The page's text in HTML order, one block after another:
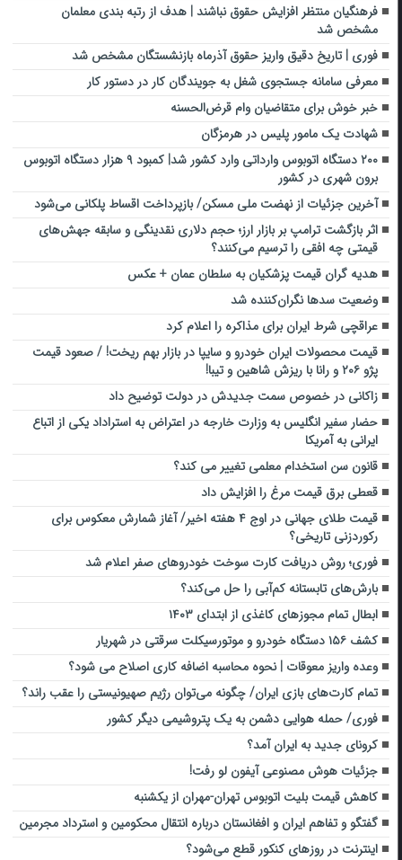
فرهنگیان منتظر افزایش حقوق نباشند | هدف از رتبه بندی معلمان
مشخص شد
فوری | تاریخ دقیق واریز حقوق آذرماه بازنشستگان مشخص شد
معرفی سامانه جستجوی شغل به جویندگان کار در دستور کار
خبر خوش برای متقاضیان وام قرض‌الحسنه
شهادت یک مامور پلیس در هرمزگان
۲۰۰ دستگاه اتوبوس وارداتی وارد کشور شد| کمبود ۹ هزار دستگاه اتوبوس
برون شهری در کشور
آخرین جزئیات از نهضت ملی مسکن/ بازپرداخت اقساط پلکانی می‌شود
اثر بازگشت ترامپ بر بازار ارز؛ حجم دلاری نقدینگی و سابقه جهش‌های
قیمتی چه افقی را ترسیم می‌کنند؟
هدیه گران قیمت پزشکیان به سلطان عمان + عکس
وضعیت سدها نگران‌کننده شد
عراقچی شرط ایران برای مذاکره را اعلام کرد
قیمت محصولات ایران خودرو و سایپا در بازار بهم ریخت! / صعود قیمت
پژو ۲۰۶ و رانا با ریزش شاهین و تیبا!
زاکانی در خصوص سمت جدیدش در دولت توضیح داد
حضار سفیر انگلیس به وزارت خارجه در اعتراض به استراداد یکی از اتباع
ایرانی به آمریکا
قانون سن استخدام معلمی تغییر می کند؟
قعطی برق قیمت مرغ را افزایش داد
قیمت طلای جهانی در اوج ۴ هفته اخیر/ آغاز شمارش معکوس برای
رکوردزنی تاریخی؟
فوری؛ روش دریافت کارت سوخت خودروهای صفر اعلام شد
بارش‌های تابستانه کم‌آبی را حل می‌کند؟
ابطال تمام مجوزهای کاغذی از ابتدای ۱۴۰۳
کشف ۱۵۶ دستگاه خودرو و موتورسیکلت سرقتی در شهریار
وعده واریز معوقات | نحوه محاسبه اضافه کاری اصلاح می شود؟
تمام کارت‌های بازی ایران/ چگونه می‌توان رژیم صهیونیستی را عقب راند؟
فوری/ حمله هوایی دشمن به یک پتروشیمی دیگر کشور
کرونای جدید به ایران آمد؟
جزئیات هوش مصنوعی آیفون لو رفت!
کاهش قیمت بلیت اتوبوس تهران-مهران از یکشنبه
گفتگو و تفاهم ایران و افغانستان درباره انتقال محکومین و استرداد مجرمین
اینترنت در روزهای کنکور قطع می‌شود؟